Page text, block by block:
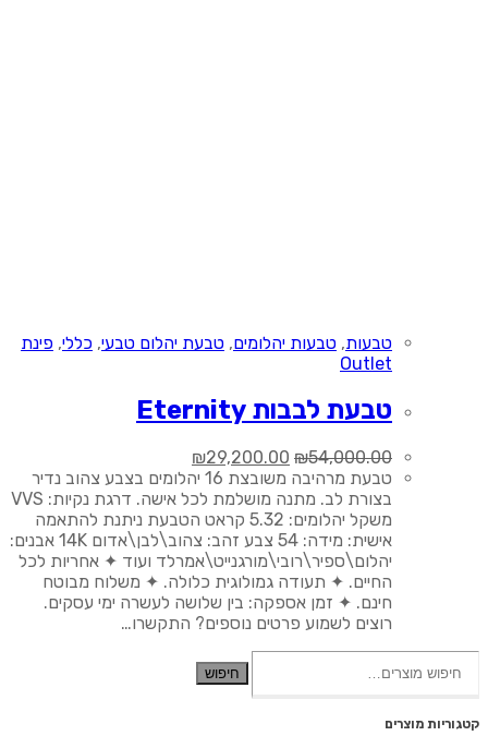
טבעות, טבעות יהלומים, טבעת יהלום טבעי, כללי, פינת
Outlet
טבעת לבבות Eternity
₪54,000.00
המחיר
המקורי
היה:
₪54,000.00.
₪29,200.00
הנוכחי
הוא:
₪29,200.00.
טבעת מרהיבה משובצת 16 יהלומים בצבע צהוב נדיר
בצורת לב. מתנה מושלמת לכל אישה. דרגת נקיות: VVS
משקל יהלומים: 5.32 קראט הטבעת ניתנת להתאמה
אישית: מידה: 54 צבע זהב: צהוב\לבן\אדום 14K אבנים:
יהלום\ספיר\רובי\מורגנייט\אמרלד ועוד ✦ אחריות לכל
החיים. ✦ תעודה גמולוגית כלולה. ✦ משלוח מבוטח
חינם. ✦ זמן אספקה: בין שלושה לעשרה ימי עסקים.
רוצים לשמוע פרטים נוספים? התקשרו…
עבור:
חיפוש
קטגוריות מוצרים